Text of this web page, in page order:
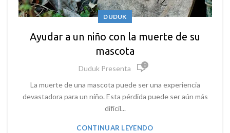
DUDUK
Ayudar a un niño con la muerte de su
mascota
Duduk Presenta 0
La muerte de una mascota puede ser una experiencia
devastadora para un niño. Esta pérdida puede ser aún más
difícil...
CONTINUAR LEYENDO